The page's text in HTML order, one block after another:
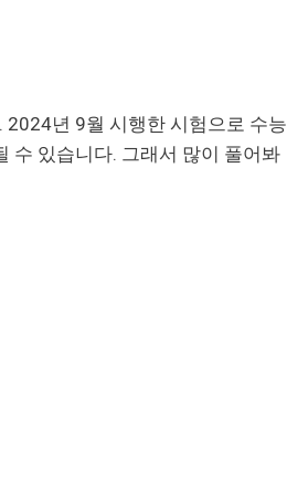
년 9월 시행한 시험으로 수능
수 있습니다. 그래서 많이 풀어봐